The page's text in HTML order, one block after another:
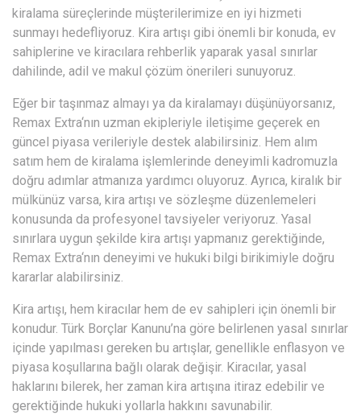
kiralama süreçlerinde müşterilerimize en iyi hizmeti
sunmayı hedefliyoruz. Kira artışı gibi önemli bir konuda, ev
sahiplerine ve kiracılara rehberlik yaparak yasal sınırlar
dahilinde, adil ve makul çözüm önerileri sunuyoruz.
Eğer bir taşınmaz almayı ya da kiralamayı düşünüyorsanız,
Remax Extra‘nın uzman ekipleriyle iletişime geçerek en
güncel piyasa verileriyle destek alabilirsiniz. Hem alım
satım hem de kiralama işlemlerinde deneyimli kadromuzla
doğru adımlar atmanıza yardımcı oluyoruz. Ayrıca, kiralık bir
mülkünüz varsa, kira artışı ve sözleşme düzenlemeleri
konusunda da profesyonel tavsiyeler veriyoruz. Yasal
sınırlara uygun şekilde kira artışı yapmanız gerektiğinde,
Remax Extra‘nın deneyimi ve hukuki bilgi birikimiyle doğru
kararlar alabilirsiniz.
Kira artışı, hem kiracılar hem de ev sahipleri için önemli bir
konudur. Türk Borçlar Kanunu’na göre belirlenen yasal sınırlar
içinde yapılması gereken bu artışlar, genellikle enflasyon ve
piyasa koşullarına bağlı olarak değişir. Kiracılar, yasal
haklarını bilerek, her zaman kira artışına itiraz edebilir ve
gerektiğinde hukuki yollarla hakkını savunabilir.